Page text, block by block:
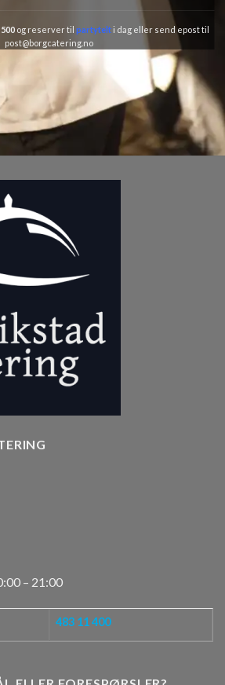
og reserver tilpartytelt i dag eller send epost til
post@borgcatering.no
– 21:00
483 11 400